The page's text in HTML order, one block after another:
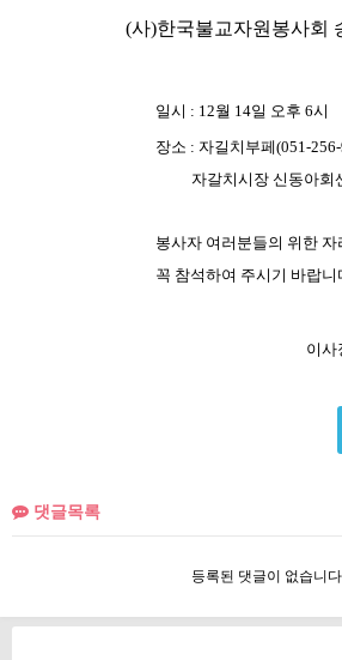
(사)한국불교자원봉사회
일시 : 12월 14일 오후 6시
장소 : 자길치부페(051-
자갈치시장 신동아회
봉사자 여러분들의 위한 자
꼭 참석하여 주시기 바랍니
이사장 오주
댓글목록
등록된 댓글이 없습니